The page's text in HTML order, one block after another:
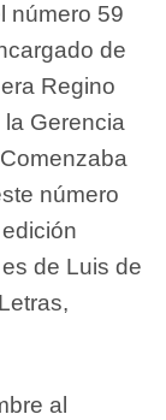
número 59
de
Regino
Gerencia
número
de Luis de
al